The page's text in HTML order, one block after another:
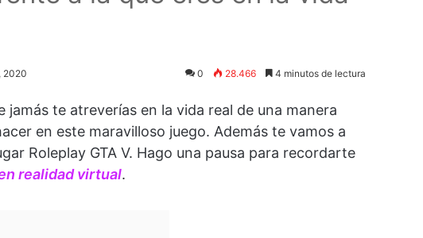
2020 0 28.466 4 minutos de lectura
jamás te atreverías en la vida real de una manera
en este maravilloso juego. Además te vamos a
Roleplay GTA V. Hago una pausa para recordarte
realidad virtual.